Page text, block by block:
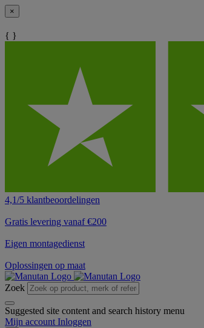
×
{ }
4,1/5 klantbeoordelingen
Gratis levering vanaf €200
Eigen montagedienst
Oplossingen op maat
Zoek
Suggested site content and search history menu
Mijn account Inloggen